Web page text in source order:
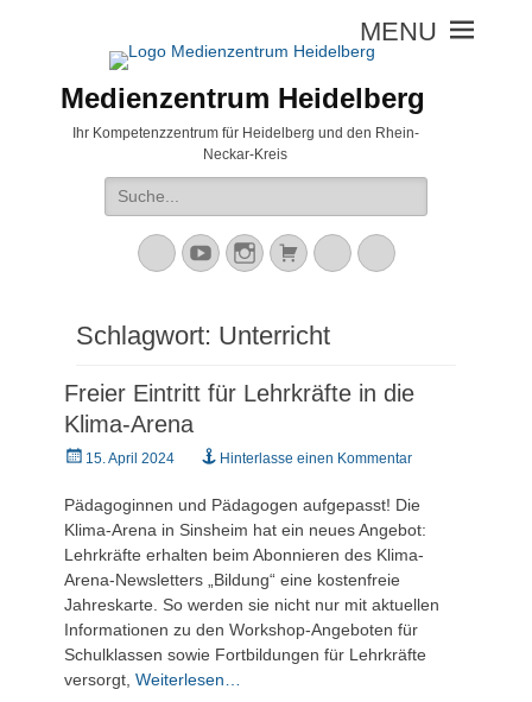
Medienzentrum Heidelberg
Ihr Kompetenzzentrum für Heidelberg und den Rhein-
Neckar-Kreis
Suche
nach:
Mastodon
YouTubeInstagramWarenkorb
CloudPeertube
Schlagwort: Unterricht
Freier Eintritt für Lehrkräfte in die
Klima-Arena
Veröffentlicht
15. April 2024 Hinterlasse einen Kommentar
Pädagoginnen und Pädagogen aufgepasst! Die
Klima-Arena in Sinsheim hat ein neues Angebot:
Lehrkräfte erhalten beim Abonnieren des Klima-
Arena-Newsletters „Bildung“ eine kostenfreie
Jahreskarte. So werden sie nicht nur mit aktuellen
Informationen zu den Workshop-Angeboten für
Schulklassen sowie Fortbildungen für Lehrkräfte
versorgt, Weiterlesen…